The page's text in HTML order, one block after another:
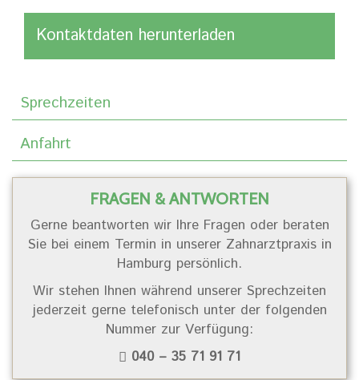
Kontaktdaten herunterladen
Sprechzeiten
Anfahrt
FRAGEN & ANTWORTEN
Gerne beantworten wir Ihre Fragen oder beraten
Sie bei einem Termin in unserer Zahnarztpraxis in
Hamburg persönlich.
Wir stehen Ihnen während unserer Sprechzeiten
jederzeit gerne telefonisch unter der folgenden
Nummer zur Verfügung:
040 – 35 71 91 71